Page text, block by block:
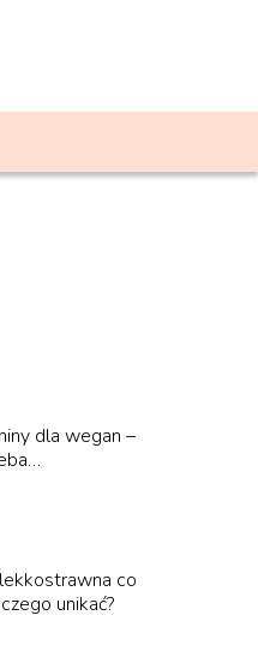
dla wegan –
co
unikać?